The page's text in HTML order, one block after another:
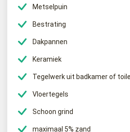
Wat gebeurd er met het
BM Containers zamelt uw puinafval in,
een eindverwerking te brengen in
wordt het puinafval gebroken zoals dat
genoemd wordt. Menggranulaat wordt
fundering van bijvoorbeeld uw oprit. Zo
Metselpuin
Bestrating
Dakpannen
Keramiek
Tegelwerk uit badkamer of
Vloertegels
Schoon grind
maximaal 5% zand